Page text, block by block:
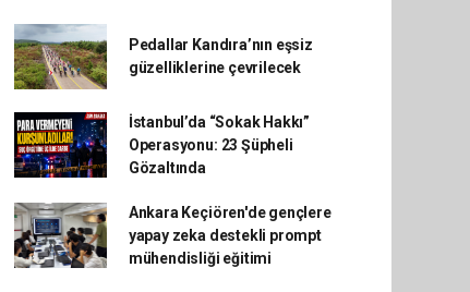
Pedallar Kandıra’nın eşsiz
güzelliklerine çevrilecek
İstanbul’da “Sokak Hakkı”
Operasyonu: 23 Şüpheli
Gözaltında
Ankara Keçiören'de gençlere
yapay zeka destekli prompt
mühendisliği eğitimi